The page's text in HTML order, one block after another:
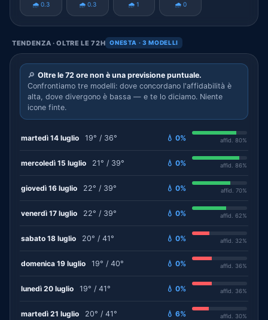
🌧️ 0.3 🌧️ 0.3 🌧️ 1 🌧️ 0
TENDENZA · OLTRE LE 72H ONESTA · 3 MODELLI
🔎 Oltre le 72 ore non è una previsione puntuale.
Confrontiamo tre modelli: dove concordano l'affidabilità è
alta, dove divergono è bassa — e te lo diciamo. Niente
icone finte.
martedì 14 luglio 19° / 36° 💧 0% affid. 80%
mercoledì 15 luglio 21° / 39° 💧 0% affid. 86%
giovedì 16 luglio 22° / 39° 💧 0% affid. 70%
venerdì 17 luglio 22° / 39° 💧 0% affid. 62%
sabato 18 luglio 20° / 41° 💧 0% affid. 32%
domenica 19 luglio 19° / 40° 💧 0% affid. 36%
lunedì 20 luglio 19° / 41° 💧 0% affid. 36%
martedì 21 luglio 20° / 41° 💧 6% affid. 30%